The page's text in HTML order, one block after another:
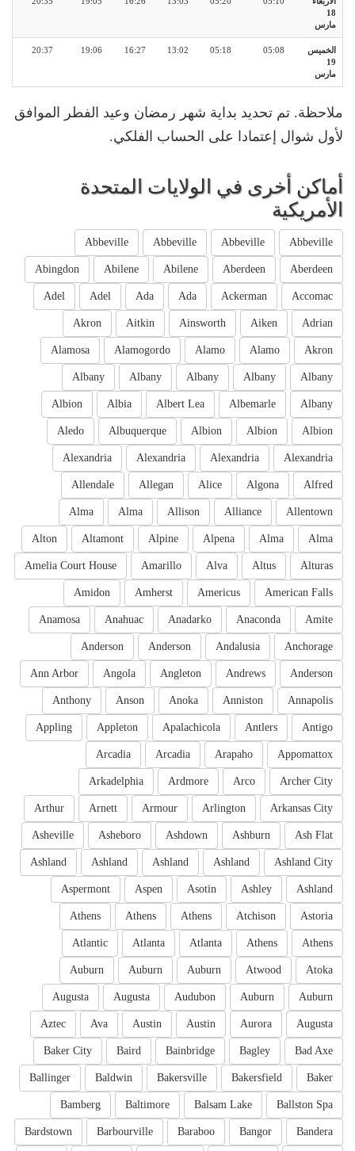
18
مارس
الخميس
19
مارس
05:08
05:18
13:02
16:27
19:06
20:37
ملاحظة. تم تحديد بداية شهر رمضان وعيد الفطر الموافق
لأول شوال إعتمادا على الحساب الفلكي.
أماكن أخرى في الولايات المتحدة
الأمريكية
Abbeville
Abbeville
Abbeville
Abbeville
Aberdeen
Aberdeen
Abilene
Abilene
Abingdon
Accomac
Ackerman
Ada
Ada
Adel
Adel
Adrian
Aiken
Ainsworth
Aitkin
Akron
Akron
Alamo
Alamo
Alamogordo
Alamosa
Albany
Albany
Albany
Albany
Albany
Albany
Albemarle
Albert Lea
Albia
Albion
Albion
Albion
Albion
Albuquerque
Aledo
Alexandria
Alexandria
Alexandria
Alexandria
Alfred
Algona
Alice
Allegan
Allendale
Allentown
Alliance
Allison
Alma
Alma
Alma
Alma
Alpena
Alpine
Altamont
Alton
Alturas
Altus
Alva
Amarillo
Amelia Court House
American Falls
Americus
Amherst
Amidon
Amite
Anaconda
Anadarko
Anahuac
Anamosa
Anchorage
Andalusia
Anderson
Anderson
Anderson
Andrews
Angleton
Angola
Ann Arbor
Annapolis
Anniston
Anoka
Anson
Anthony
Antigo
Antlers
Apalachicola
Appleton
Appling
Appomattox
Arapaho
Arcadia
Arcadia
Archer City
Arco
Ardmore
Arkadelphia
Arkansas City
Arlington
Armour
Arnett
Arthur
Ash Flat
Ashburn
Ashdown
Asheboro
Asheville
Ashland City
Ashland
Ashland
Ashland
Ashland
Ashland
Ashley
Asotin
Aspen
Aspermont
Astoria
Atchison
Athens
Athens
Athens
Athens
Athens
Atlanta
Atlanta
Atlantic
Atoka
Atwood
Auburn
Auburn
Auburn
Auburn
Auburn
Audubon
Augusta
Augusta
Augusta
Aurora
Austin
Austin
Ava
Aztec
Bad Axe
Bagley
Bainbridge
Baird
Baker City
Baker
Bakersfield
Bakersville
Baldwin
Ballinger
Ballston Spa
Balsam Lake
Baltimore
Bamberg
Bandera
Bangor
Baraboo
Barbourville
Bardstown